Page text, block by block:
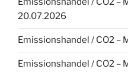
20.07.2026
Emissionshandel / CO2 –
Emissionshandel / CO2 –